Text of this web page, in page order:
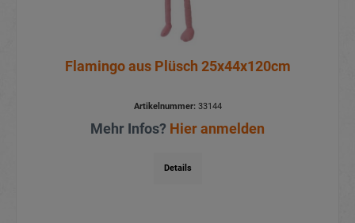
Flamingo aus Plüsch 25x44x120cm
Artikelnummer:33144
Mehr Infos? Hier anmelden
Details